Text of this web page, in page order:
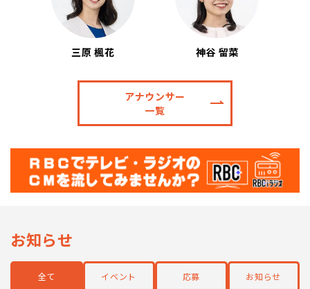
三原 楓花 神谷 留菜
アナウンサー
一覧
お知らせ
全て イベント 応募 お知らせ